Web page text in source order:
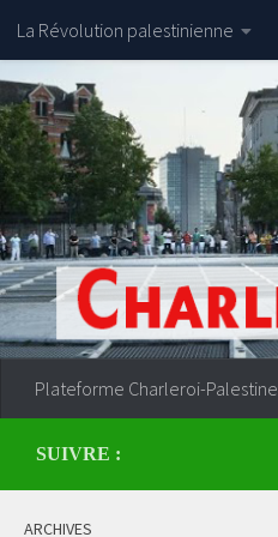
Skip to content
La Révolution palestinienne
Plateforme Charleroi-Palestine
SUIVRE :
ARCHIVES